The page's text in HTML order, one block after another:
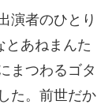
演者のひとり
とあねまんた
まつわるゴタ
た。前世だか